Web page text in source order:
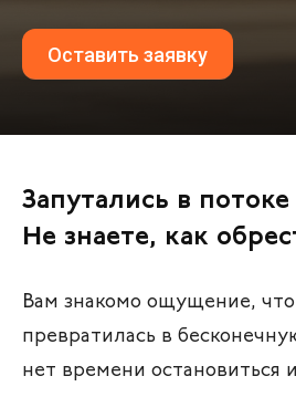
Оставить заявку
Запутались в
Не знаете, как
Вам знакомо ощущение,
превратилась в
нет времени остановиться